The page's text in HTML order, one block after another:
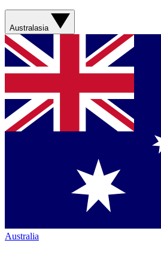
Australasia
Australia